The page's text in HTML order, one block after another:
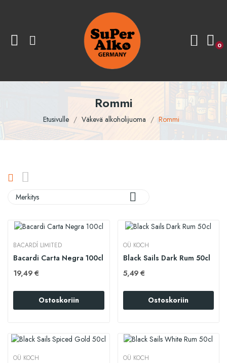
0
Rommi
Etusivulle Väkevä alkoholijuoma Rommi
Merkitys 
BACARDÍ LIMITED
Bacardi Carta Negra 100cl
19,49 €
Ostoskoriin
OÜ KOCH
Black Sails Dark Rum 50cl
5,49 €
Ostoskoriin
OÜ KOCH OÜ KOCH